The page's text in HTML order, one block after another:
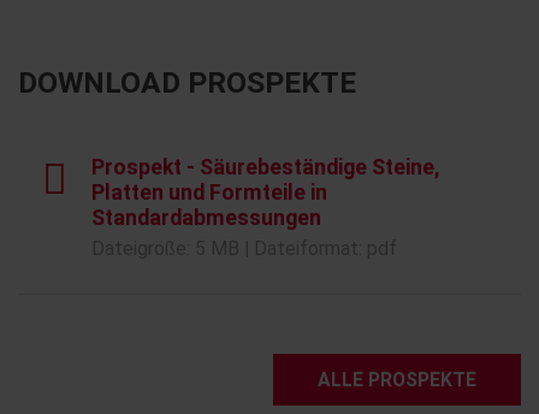
DOWNLOAD PROSPEKTE
Prospekt - Säurebeständige Steine,
Platten und Formteile in
Standardabmessungen
ALLE PROSPEKTE